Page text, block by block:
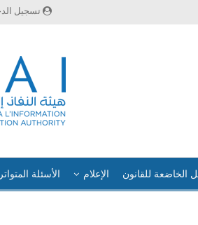
تسجيل
الخاضعة للقانون الإعلام الأسئلة